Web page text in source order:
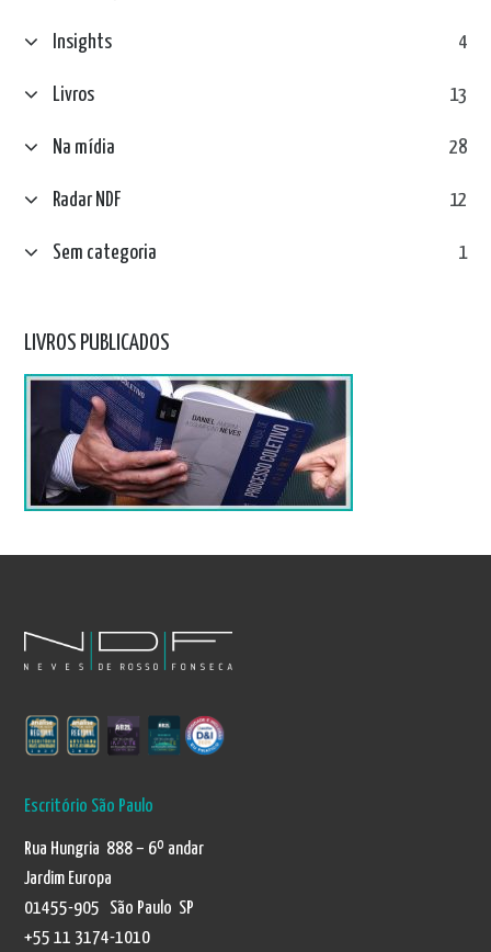
Insights 4
Livros 13
Na mídia 28
Radar NDF 12
Sem categoria 1
LIVROS PUBLICADOS
Escritório São Paulo
Rua Hungria 888 – 6º andar
Jardim Europa
01455-905 São Paulo SP
+55 11 3174-1010